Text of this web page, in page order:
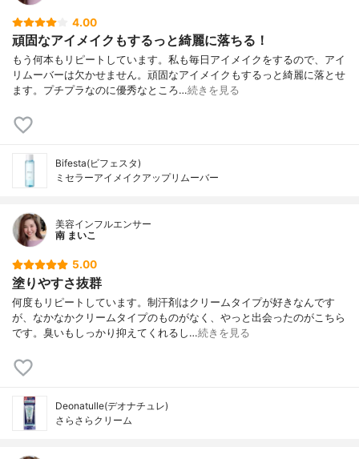
4.00
頑固なアイメイクもするっと綺麗に落ちる！
もう何本もリピートしています。私も毎日アイメイクをするので、アイ
リムーバーは欠かせません。頑固なアイメイクもするっと綺麗に落とせ
ます。プチプラなのに優秀なところ…続きを見る
Bifesta(ビフェスタ)
ミセラーアイメイクアップリムーバー
美容インフルエンサー
南 まいこ
5.00
塗りやすさ抜群
何度もリピートしています。制汗剤はクリームタイプが好きなんです
が、なかなかクリームタイプのものがなく、やっと出会ったのがこちら
です。臭いもしっかり抑えてくれるし…続きを見る
Deonatulle(デオナチュレ)
さらさらクリーム